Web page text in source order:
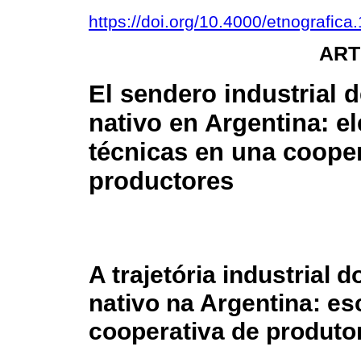
https://doi.org/10.4000/
El sendero industrial
nativo en Argentina:
técnicas en una
productores
A trajetória industrial
nativo na Argentina:
cooperativa de